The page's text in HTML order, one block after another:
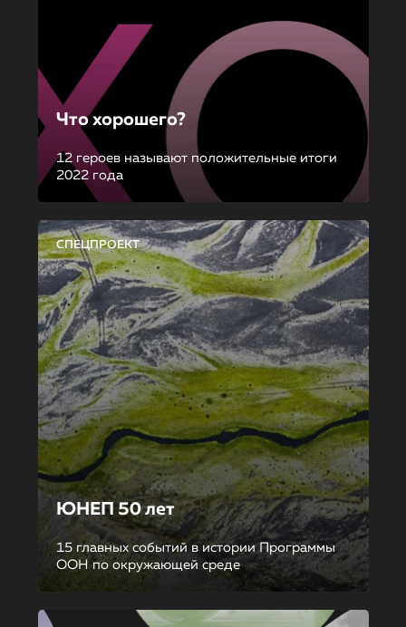
Что хорошего?
12 героев называют положительные итоги
2022 года
СПЕЦПРОЕКТ
ЮНЕП 50 лет
15 главных событий в истории Программы
ООН по окружающей среде